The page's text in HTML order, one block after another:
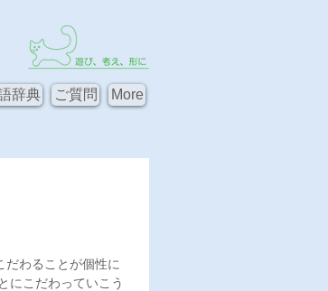
辞典 ご質問 More
だわることが個性に
にこだわっていこう